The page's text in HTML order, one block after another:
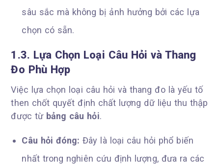
sâu sắc mà không bị ảnh hưởng bởi các lựa
chọn có sẵn.
1.3. Lựa Chọn Loại Câu Hỏi và Thang
Đo Phù Hợp
Việc lựa chọn loại câu hỏi và thang đo là yếu tố
then chốt quyết định chất lượng dữ liệu thu thập
được từ bảng câu hỏi.
Câu hỏi đóng: Đây là loại câu hỏi phổ biến
nhất trong nghiên cứu định lượng, đưa ra các